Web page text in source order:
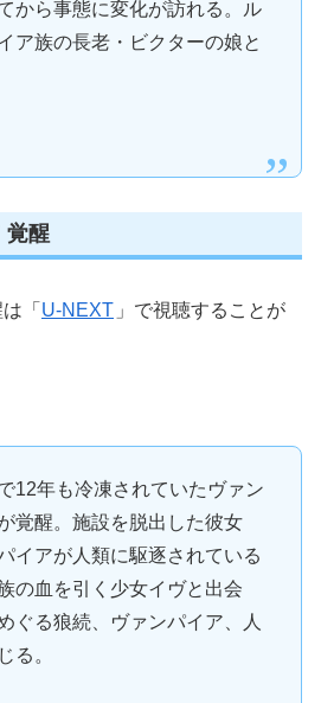
から事態に変化が訪れる。ル
ア族の長老・ビクターの娘と
覚醒
「 U-NEXT 」で視聴することが
12年も冷凍されていたヴァン
覚醒。施設を脱出した彼女
イアが人類に駆逐されている
の血を引く少女イヴと出会
ぐる狼続、ヴァンパイア、人
る。